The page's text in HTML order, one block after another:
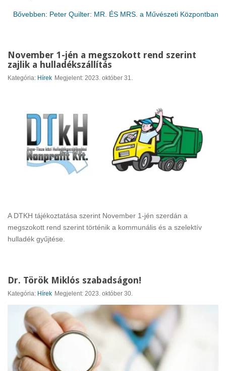
Bővebben: Peter Quilter: MR. ÉS MRS. a Művészeti Központban
November 1-jén a megszokott rend szerint
zajlik a hulladékszállítás
Kategória: Hírek Megjelent: 2023. október 31.
A DTKH tájékoztatása szerint November 1-jén szerdán a
megszokott rend szerint történik a kommunális és a szelektív
hulladék gyűjtése.
Dr. Török Miklós szabadságon!
Kategória: Hírek Megjelent: 2023. október 30.